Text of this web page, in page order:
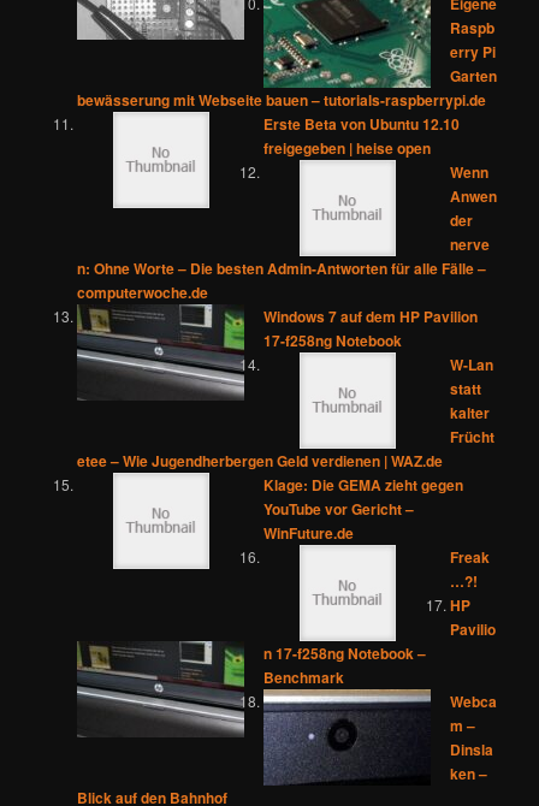
Raspb
erry Pi
Garten
bewässerung mit Webseite bauen – tutorials-raspberrypi.de
Erste Beta von Ubuntu 12.10
freigegeben | heise open
Wenn
Anwen
der
nerve
n: Ohne Worte – Die besten Admin-Antworten für alle Fälle –
computerwoche.de
Windows 7 auf dem HP Pavilion
17-f258ng Notebook
W-Lan
statt
kalter
Frücht
etee – Wie Jugendherbergen Geld verdienen | WAZ.de
Klage: Die GEMA zieht gegen
YouTube vor Gericht –
WinFuture.de
Freak
…?!
HP
Pavilio
n 17-f258ng Notebook –
Benchmark
Webca
m –
Dinsla
ken –
Blick auf den Bahnhof